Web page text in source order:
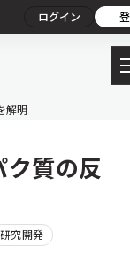
ログイン
解明
質の反
研究開発